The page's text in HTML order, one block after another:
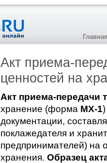
Акт приема-
ценностей на
Акт приема-передачи
хранение (форма МХ-1
документации,
поклажедателя и
предпринимателей) на
хранения. Образец